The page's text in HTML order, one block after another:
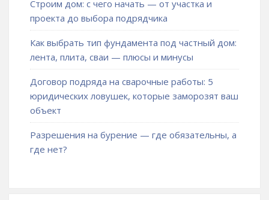
Строим дом: с чего начать — от участка и
проекта до выбора подрядчика
Как выбрать тип фундамента под частный дом:
лента, плита, сваи — плюсы и минусы
Договор подряда на сварочные работы: 5
юридических ловушек, которые заморозят ваш
объект
Разрешения на бурение — где обязательны, а
где нет?